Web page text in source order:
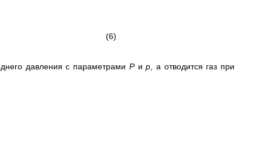
(6)
давления с параметрами Pиp , а отводится газ при